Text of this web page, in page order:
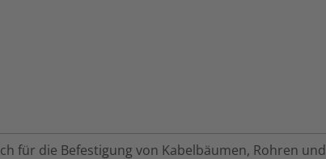
für die Befestigung von Kabelbäumen, Rohren und